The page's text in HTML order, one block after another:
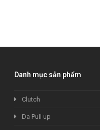
Danh mục sản phẩm
Clutch
Da Pull up